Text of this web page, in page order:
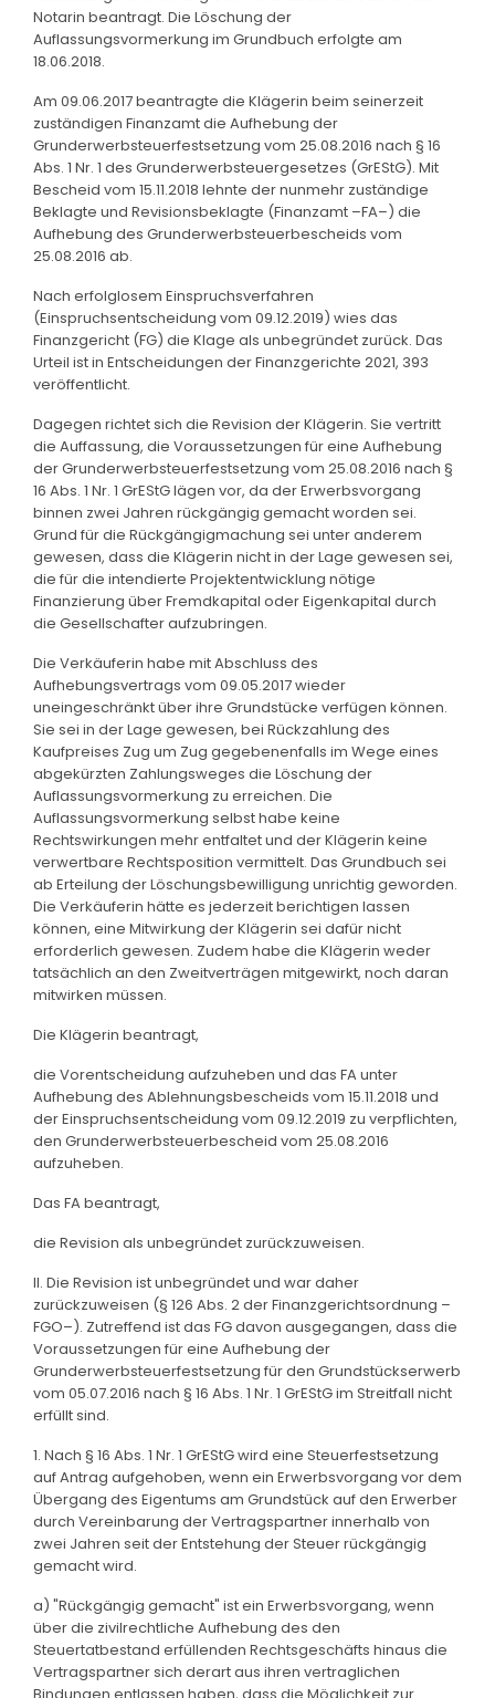
Notarin beantragt. Die Löschung der
Auflassungsvormerkung im Grundbuch erfolgte am
18.06.2018.
Am 09.06.2017 beantragte die Klägerin beim seinerzeit
zuständigen Finanzamt die Aufhebung der
Grunderwerbsteuerfestsetzung vom 25.08.2016 nach § 16
Abs. 1 Nr. 1 des Grunderwerbsteuergesetzes (GrEStG). Mit
Bescheid vom 15.11.2018 lehnte der nunmehr zuständige
Beklagte und Revisionsbeklagte (Finanzamt –FA–) die
Aufhebung des Grunderwerbsteuerbescheids vom
25.08.2016 ab.
Nach erfolglosem Einspruchsverfahren
(Einspruchsentscheidung vom 09.12.2019) wies das
Finanzgericht (FG) die Klage als unbegründet zurück. Das
Urteil ist in Entscheidungen der Finanzgerichte 2021, 393
veröffentlicht.
Dagegen richtet sich die Revision der Klägerin. Sie vertritt
die Auffassung, die Voraussetzungen für eine Aufhebung
der Grunderwerbsteuerfestsetzung vom 25.08.2016 nach §
16 Abs. 1 Nr. 1 GrEStG lägen vor, da der Erwerbsvorgang
binnen zwei Jahren rückgängig gemacht worden sei.
Grund für die Rückgängigmachung sei unter anderem
gewesen, dass die Klägerin nicht in der Lage gewesen sei,
die für die intendierte Projektentwicklung nötige
Finanzierung über Fremdkapital oder Eigenkapital durch
die Gesellschafter aufzubringen.
Die Verkäuferin habe mit Abschluss des
Aufhebungsvertrags vom 09.05.2017 wieder
uneingeschränkt über ihre Grundstücke verfügen können.
Sie sei in der Lage gewesen, bei Rückzahlung des
Kaufpreises Zug um Zug gegebenenfalls im Wege eines
abgekürzten Zahlungsweges die Löschung der
Auflassungsvormerkung zu erreichen. Die
Auflassungsvormerkung selbst habe keine
Rechtswirkungen mehr entfaltet und der Klägerin keine
verwertbare Rechtsposition vermittelt. Das Grundbuch sei
ab Erteilung der Löschungsbewilligung unrichtig geworden.
Die Verkäuferin hätte es jederzeit berichtigen lassen
können, eine Mitwirkung der Klägerin sei dafür nicht
erforderlich gewesen. Zudem habe die Klägerin weder
tatsächlich an den Zweitverträgen mitgewirkt, noch daran
mitwirken müssen.
Die Klägerin beantragt,
die Vorentscheidung aufzuheben und das FA unter
Aufhebung des Ablehnungsbescheids vom 15.11.2018 und
der Einspruchsentscheidung vom 09.12.2019 zu verpflichten,
den Grunderwerbsteuerbescheid vom 25.08.2016
aufzuheben.
Das FA beantragt,
die Revision als unbegründet zurückzuweisen.
II. Die Revision ist unbegründet und war daher
zurückzuweisen (§ 126 Abs. 2 der Finanzgerichtsordnung –
FGO–). Zutreffend ist das FG davon ausgegangen, dass die
Voraussetzungen für eine Aufhebung der
Grunderwerbsteuerfestsetzung für den Grundstückserwerb
vom 05.07.2016 nach § 16 Abs. 1 Nr. 1 GrEStG im Streitfall nicht
erfüllt sind.
1. Nach § 16 Abs. 1 Nr. 1 GrEStG wird eine Steuerfestsetzung
auf Antrag aufgehoben, wenn ein Erwerbsvorgang vor dem
Übergang des Eigentums am Grundstück auf den Erwerber
durch Vereinbarung der Vertragspartner innerhalb von
zwei Jahren seit der Entstehung der Steuer rückgängig
gemacht wird.
a) "Rückgängig gemacht" ist ein Erwerbsvorgang, wenn
über die zivilrechtliche Aufhebung des den
Steuertatbestand erfüllenden Rechtsgeschäfts hinaus die
Vertragspartner sich derart aus ihren vertraglichen